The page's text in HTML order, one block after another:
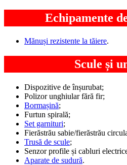
Echipamente
Mănuși rezistente la tăiere.
Scule și
Dispozitive de înșurubat;
Polizor unghiular fără fir;
Bormașină;
Furtun spirală;
Set garnituri;
Fierăstrău sabie/fierăstrău
Trusă de scule;
Senzor profile și cabluri
Aparate de sudură.